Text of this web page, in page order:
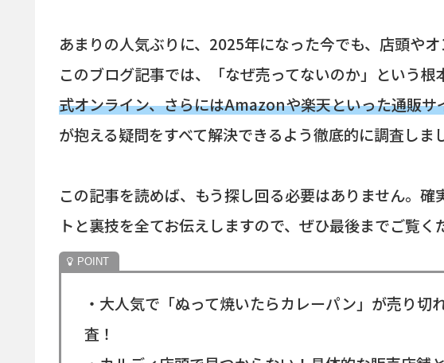
あまりの人気ぶりに、2025年になった今でも、店頭やオ
このブログ記事では、「なぜ売ってないのか」という根
式オンライン、さらにはAmazonや楽天といった通販サ
が抱える疑問をすべて解決できるよう徹底的に調査しま
この記事を読めば、もう探し回る必要はありません。
トと裏技を全てお伝えしますので、ぜひ最後までご覧く
・大人気で「ぬって焼いたらカレーパン」が売り切
査！